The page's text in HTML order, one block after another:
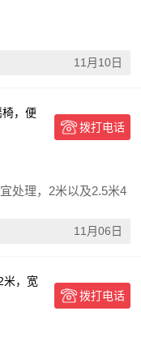
11月10日
，便
公
拨打电话
处理，2米以及2.5米4
11月06日
米，宽
拨打电话